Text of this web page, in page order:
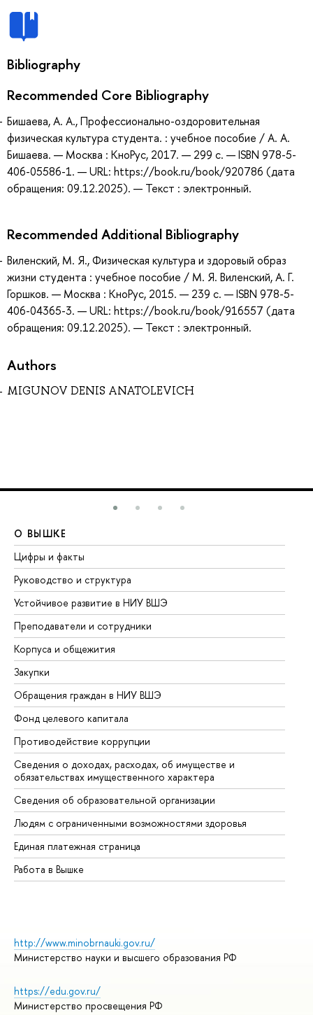
Bibliography
Recommended Core Bibliography
Бишаева, А. А., Профессионально-оздоровительная
физическая культура студента. : учебное пособие / А. А.
Бишаева. — Москва : КноРус, 2017. — 299 с. — ISBN 978-5-
406-05586-1. — URL: https://book.ru/book/920786 (дата
обращения: 09.12.2025). — Текст : электронный.
Recommended Additional Bibliography
Виленский, М. Я., Физическая культура и здоровый образ
жизни студента : учебное пособие / М. Я. Виленский, А. Г.
Горшков. — Москва : КноРус, 2015. — 239 с. — ISBN 978-5-
406-04365-3. — URL: https://book.ru/book/916557 (дата
обращения: 09.12.2025). — Текст : электронный.
Authors
MIGUNOV DENIS ANATOLEVICH
О ВЫШКЕ
Цифры и факты
Руководство и структура
Устойчивое развитие в НИУ ВШЭ
Преподаватели и сотрудники
Корпуса и общежития
Закупки
Обращения граждан в НИУ ВШЭ
Фонд целевого капитала
Противодействие коррупции
Сведения о доходах, расходах, об имуществе и
обязательствах имущественного характера
Сведения об образовательной организации
Людям с ограниченными возможностями здоровья
Единая платежная страница
Работа в Вышке
http://www.minobrnauki.gov.ru/
Министерство науки и высшего образования РФ
https://edu.gov.ru/
Министерство просвещения РФ